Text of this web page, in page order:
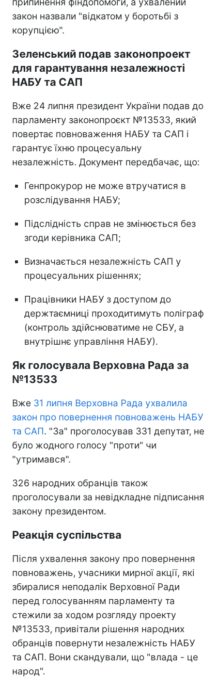
закон назвали "відкатом у боротьбі з
корупцією".
Зеленський подав законопроект
для гарантування незалежності
НАБУ та САП
Вже 24 липня президент України подав до
парламенту законопроєкт №13533, який
повертає повноваження НАБУ та САП і
гарантує їхню процесуальну
незалежність. Документ передбачає, що:
Генпрокурор не може втручатися в
розслідування НАБУ;
Підслідність справ не змінюється без
згоди керівника САП;
Визначається незалежність САП у
процесуальних рішеннях;
Працівники НАБУ з доступом до
держтаємниці проходитимуть поліграф
(контроль здійснюватиме не СБУ, а
внутрішнє управління НАБУ).
Як голосувала Верховна Рада за
№13533
Вже 31 липня Верховна Рада ухвалила
закон про повернення повноважень НАБУ
та САП. "За" проголосував 331 депутат, не
було жодного голосу "проти" чи
"утримався".
326 народних обранців також
проголосували за невідкладне підписання
закону президентом.
Реакція суспільства
Після ухвалення закону про повернення
повноважень, учасники мирної акції, які
збиралися неподалік Верховної Ради
перед голосуванням парламенту та
стежили за ходом розгляду проекту
№13533, привітали рішення народних
обранців повернути незалежність НАБУ
та САП. Вони скандували, що "влада - це
народ".